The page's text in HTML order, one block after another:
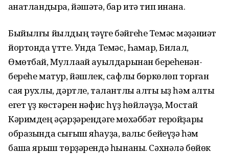
ҡанатландыра, йәшәтә, бар итә тип инана.
Быйылғы йылдың тәүге бәйгеһе Темәс мәҙәниәт
йортонда үтте. Унда Темәс, Һаҡмар, Билал,
Өмөтбай, Муллаҡай ауылдарынан береһенән-
береһе матур, йәшлек, сафлыҡ бөркөлөп торған
сая рухлы, дәртле, талантлы алты ҡыҙ һәм алты
егет үҙ көстәрен нәфис һүҙ һөйләүҙә, Мостай
Кәримдең әҫәрҙәрендәге мөхәббәт геройҙары
образында сығыш яһауҙа, вальс бейеүҙә һәм
башҡа ярыш төрҙәрендә һынаны. Сәхнәлә бөйөк